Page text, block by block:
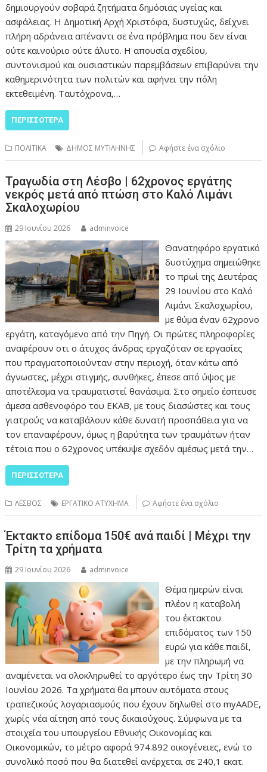
δημιουργούν σοβαρά ζητήματα δημόσιας υγείας και
ασφάλειας. Η Δημοτική Αρχή Χριστόφα, δυστυχώς, δείχνει
πλήρη αδράνεια απέναντι σε ένα πρόβλημα που δεν είναι
ούτε καινούριο ούτε άλυτο. Η απουσία σχεδίου,
συντονισμού και ουσιαστικών παρεμβάσεων επιβαρύνει την
καθημερινότητα των πολιτών και αφήνει την πόλη
εκτεθειμένη. Ταυτόχρονα,…
ΠΕΡΙΣΣΌΤΕΡΑ
ΠΟΛΙΤΙΚΑ ΔΗΜΟΣ ΜΥΤΙΛΗΝΗΣ Αφήστε ένα σχόλιο
Τραγωδία στη Λέσβο | 62χρονος εργάτης
νεκρός μετά από πτώση στο Καλό Λιμάνι
Σκαλοχωρίου
29 Ιουνίου 2026 adminvoice
Θανατηφόρο εργατικό
δυστύχημα σημειώθηκε
το πρωί της Δευτέρας
29 Ιουνίου στο Καλό
Λιμάνι Σκαλοχωρίου,
με θύμα έναν 62χρονο
εργάτη, καταγόμενο από την Πηγή. Οι πρώτες πληροφορίες
αναφέρουν οτι ο άτυχος άνδρας εργαζόταν σε εργασίες
που πραγματοποιούνταν στην περιοχή, όταν κάτω από
άγνωστες, μέχρι στιγμής, συνθήκες, έπεσε από ύψος με
αποτέλεσμα να τραυματιστεί θανάσιμα. Στο σημείο έσπευσε
άμεσα ασθενοφόρο του ΕΚΑΒ, με τους διασώστες και τους
γιατρούς να καταβάλουν κάθε δυνατή προσπάθεια για να
τον επαναφέρουν, όμως η βαρύτητα των τραυμάτων ήταν
τέτοια που ο 62χρονος υπέκυψε σχεδόν αμέσως μετά την…
ΠΕΡΙΣΣΌΤΕΡΑ
ΛΕΣΒΟΣ ΕΡΓΑΤΙΚΟ ΑΤΥΧΗΜΑ Αφήστε ένα σχόλιο
Έκτακτο επίδομα 150€ ανά παιδί | Μέχρι την
Τρίτη τα χρήματα
29 Ιουνίου 2026 adminvoice
Θέμα ημερών είναι
πλέον η καταβολή
του έκτακτου
επιδόματος των 150
ευρώ για κάθε παιδί,
με την πληρωμή να
αναμένεται να ολοκληρωθεί το αργότερο έως την Τρίτη 30
Ιουνίου 2026. Τα χρήματα θα μπουν αυτόματα στους
τραπεζικούς λογαριασμούς που έχουν δηλωθεί στο myAADE,
χωρίς νέα αίτηση από τους δικαιούχους. Σύμφωνα με τα
στοιχεία του υπουργείου Εθνικής Οικονομίας και
Οικονομικών, το μέτρο αφορά 974.892 οικογένειες, ενώ το
συνολικό ποσό που θα διατεθεί ανέρχεται σε 240,1 εκατ.